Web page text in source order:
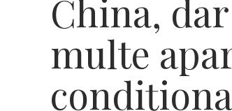
China,
multe